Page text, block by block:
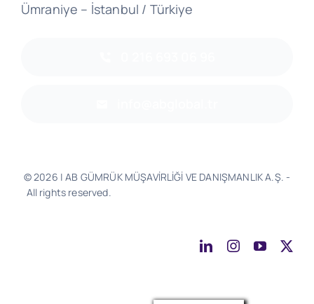
Ümraniye – İstanbul / Türkiye
© 2026 | AB GÜMRÜK MÜŞAVİRLİĞİ VE DANIŞMANLIK A.Ş. -
All rights reserved.